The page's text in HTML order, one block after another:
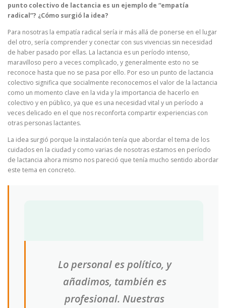
punto colectivo de lactancia es un ejemplo de “empatía
radical”? ¿Cómo surgió la idea?
Para nosotras la empatía radical sería ir más allá de ponerse en el lugar
del otro, sería comprender y conectar con sus vivencias sin necesidad
de haber pasado por ellas. La lactancia es un período intenso,
maravilloso pero a veces complicado, y generalmente esto no se
reconoce hasta que no se pasa por ello. Por eso un punto de lactancia
colectivo significa que socialmente reconocemos el valor de la lactancia
como un momento clave en la vida y la importancia de hacerlo en
colectivo y en público, ya que es una necesidad vital y un período a
veces delicado en el que nos reconforta compartir experiencias con
otras personas lactantes.
La idea surgió porque la instalación tenía que abordar el tema de los
cuidados en la ciudad y como varias de nosotras estamos en período
de lactancia ahora mismo nos pareció que tenía mucho sentido abordar
este tema en concreto.
Lo personal es político, y
añadimos, también es
profesional. Nuestras